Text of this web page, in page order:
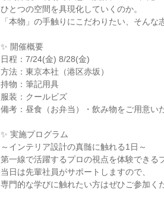
ひとつの空間を具現化していくのか。
「本物」の手触りにこだわりたい、そんな
✨ 開催概要
日程：7/24(金) 8/28(金)
方法：東京本社（港区赤坂）
持物：筆記用具
服装：クールビズ
備考：昼食（お弁当）・飲み物をご用意い
✨ 実施プログラム
～インテリア設計の真髄に触れる1日～
第一線で活躍するプロの視点を体験できる
当日は先輩社員がサポートしますので、
専門的な学びに触れたい方はぜひご参加く